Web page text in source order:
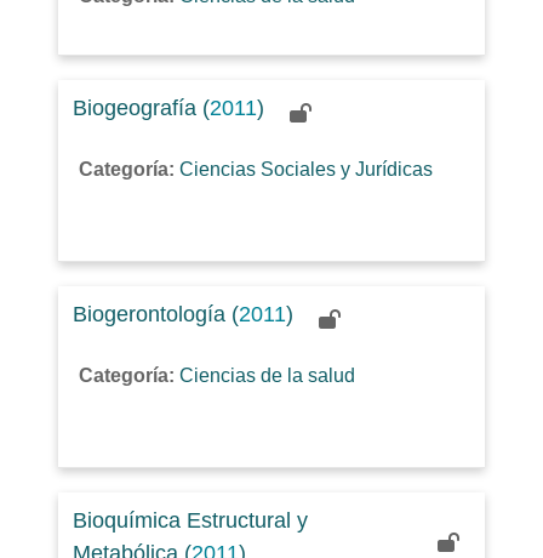
Biogeografía (2011)
Categoría: Ciencias Sociales y Jurídicas
Biogerontología (2011)
Categoría: Ciencias de la salud
Bioquímica Estructural y
Metabólica (2011)